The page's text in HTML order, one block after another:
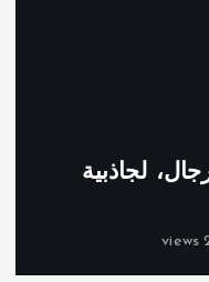
لجاذبية